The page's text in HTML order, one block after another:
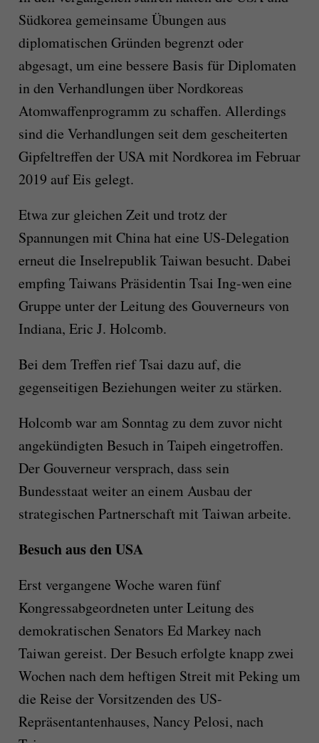
Südkorea gemeinsame Übungen aus
diplomatischen Gründen begrenzt oder
abgesagt, um eine bessere Basis für Diplomaten
in den Verhandlungen über Nordkoreas
Atomwaffenprogramm zu schaffen. Allerdings
sind die Verhandlungen seit dem gescheiterten
Gipfeltreffen der USA mit Nordkorea im Februar
2019 auf Eis gelegt.
Etwa zur gleichen Zeit und trotz der
Spannungen mit China hat eine US-Delegation
erneut die Inselrepublik Taiwan besucht. Dabei
empfing Taiwans Präsidentin Tsai Ing-wen eine
Gruppe unter der Leitung des Gouverneurs von
Indiana, Eric J. Holcomb.
Bei dem Treffen rief Tsai dazu auf, die
gegenseitigen Beziehungen weiter zu stärken.
Holcomb war am Sonntag zu dem zuvor nicht
angekündigten Besuch in Taipeh eingetroffen.
Der Gouverneur versprach, dass sein
Bundesstaat weiter an einem Ausbau der
strategischen Partnerschaft mit Taiwan arbeite.
Besuch aus den USA
Erst vergangene Woche waren fünf
Kongressabgeordneten unter Leitung des
demokratischen Senators Ed Markey nach
Taiwan gereist. Der Besuch erfolgte knapp zwei
Wochen nach dem heftigen Streit mit Peking um
die Reise der Vorsitzenden des US-
Repräsentantenhauses, Nancy Pelosi, nach